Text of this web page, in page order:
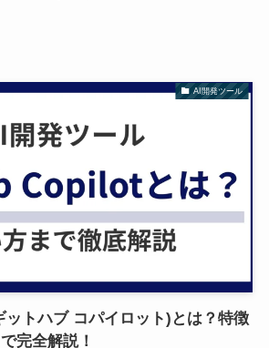
AI開発ツール
トハブ コパイロット)とは？特徴
完全解説！